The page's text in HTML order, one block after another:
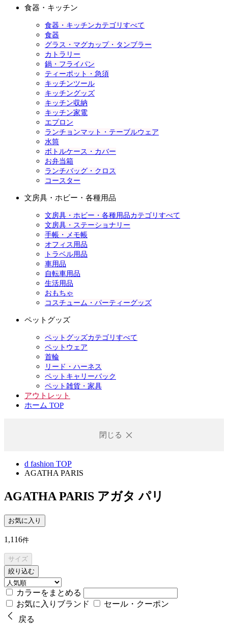
食器・キッチン
食器・キッチンカテゴリすべて
食器
グラス・マグカップ・タンブラー
カトラリー
鍋・フライパン
ティーポット・急須
キッチンツール
キッチングッズ
キッチン収納
キッチン家電
エプロン
ランチョンマット・テーブルウェア
水筒
ボトルケース・カバー
お弁当箱
ランチバッグ・クロス
コースター
文房具・ホビー・各種用品
文房具・ホビー・各種用品カテゴリすべて
文房具・ステーショナリー
手帳・メモ帳
オフィス用品
トラベル用品
車用品
自転車用品
生活用品
おもちゃ
コスチューム・パーティーグッズ
ペットグッズ
ペットグッズカテゴリすべて
ペットウェア
首輪
リード・ハーネス
ペットキャリーバック
ペット雑貨・家具
アウトレット
ホーム TOP
閉じる
d fashion TOP
AGATHA PARIS
AGATHA PARIS アガタ パリ
お気に入り
1,116件
サイズ
絞り込む
カラーをまとめる
お気に入りブランド
セール・クーポン
戻る